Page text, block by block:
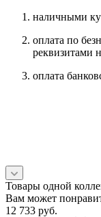
наличными
оплата по
реквизитами
оплата
Товары одной
Вам может
12 733 руб.